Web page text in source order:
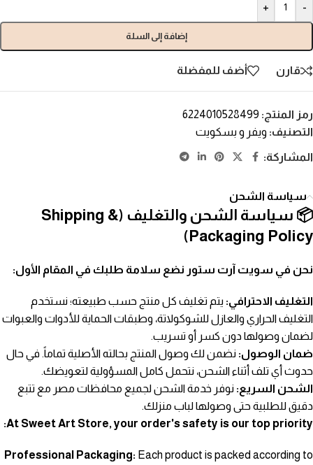
-
+
إضافة إلى السلة
قارن أضف للمفضلة
رمز المنتج: 6224010528499
التصنيف: ويفر و بسكويت
المشاركة:
سياسة الشحن
📦 سياسة الشحن والتغليف (Shipping &
Packaging Policy)
نحن في سويت آرت ستور نضع سلامة طلبك في المقام الأول:
التغليف الاحترافي: يتم تغليف كل منتج حسب طبيعته؛ نستخدم
التغليف الحراري والعازل للشوكولاتة، وطبقات الحماية للأدوات والعبوات
لضمان وصولها دون كسر أو تسريب.
ضمان الوصول: نضمن لك وصول المنتج بحالته الأصلية تماماً. في حال
حدوث أي تلف أثناء الشحن، نتحمل كامل المسؤولية لتعويضك.
الشحن السريع: نوفر خدمة الشحن لجميع محافظات مصر مع تتبع
دقيق للطلبية حتى وصولها لباب منزلك.
At Sweet Art Store, your order's safety is our top priority:
Professional Packaging: Each product is packed according to